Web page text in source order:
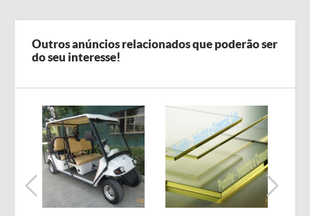
Outros anúncios relacionados que poderão ser
do seu interesse!